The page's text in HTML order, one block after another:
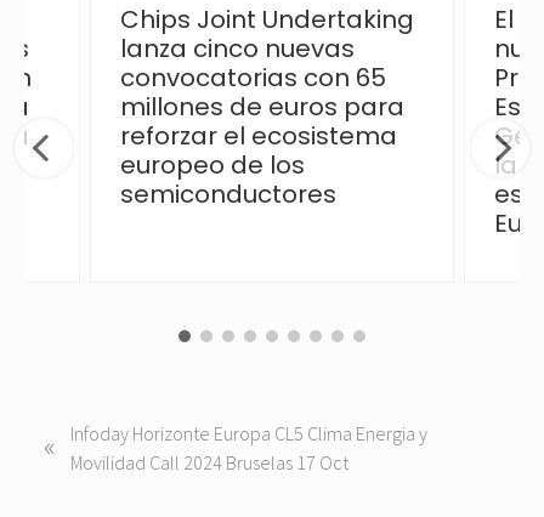
Chips Joint Undertaking
lanza cinco nuevas
convocatorias con 65
millones de euros para
reforzar el ecosistema
europeo de los
semiconductores
El
la
r
«
Infoday Horizonte Europa CL5 Clima Energia y
Movilidad Call 2024 Bruselas 17 Oct